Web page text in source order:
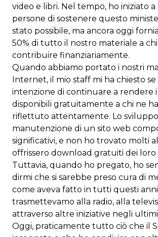
video e libri. Nel tempo, ho iniziato
persone di sostenere questo
stato possibile, ma ancora oggi
50% di tutto il nostro materiale a
contribuire finanziariamente.
Quando abbiamo portato i nostri
Internet, il mio staff mi ha chiesto se
intenzione di continuare a rendere
disponibili gratuitamente a chi ne
riflettuto attentamente. Lo
manutenzione di un sito web
significativi, e non ho trovato molti
offrissero download gratuiti dei
Tuttavia, quando ho pregato, ho
dirmi che si sarebbe preso cura di
come aveva fatto in tutti questi
trasmettevamo alla radio, alla
attraverso altre iniziative negli
Oggi, praticamente tutto ciò che il